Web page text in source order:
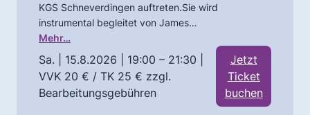
KGS Schneverdingen auftreten.Sie wird
instrumental begleitet von James…
Mehr…
Sa. | 15.8.2026 | 19:00 – 21:30
VVK 20 € / TK 25 € zzgl.
Bearbeitungsgebühren
Jetzt
Ticket
buchen